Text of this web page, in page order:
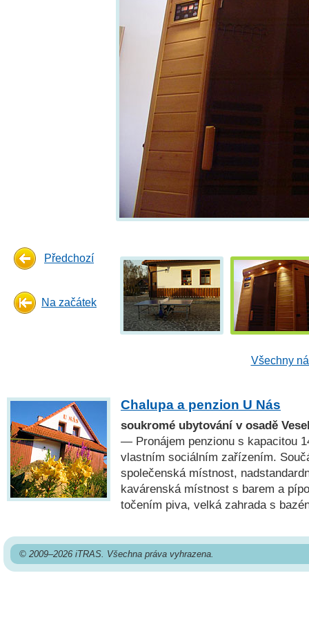
Předchozí
Na začátek
Všechny
Chalupa a penzion U Nás
soukromé ubytování v osadě
— Pronájem penzionu s kapacitou
vlastním sociálním zařízením.
společenská místnost,
kavárenská místnost s barem a
točením piva, velká zahrada s
© 2009–2026 iTRAS. Všechna práva vyhrazena.